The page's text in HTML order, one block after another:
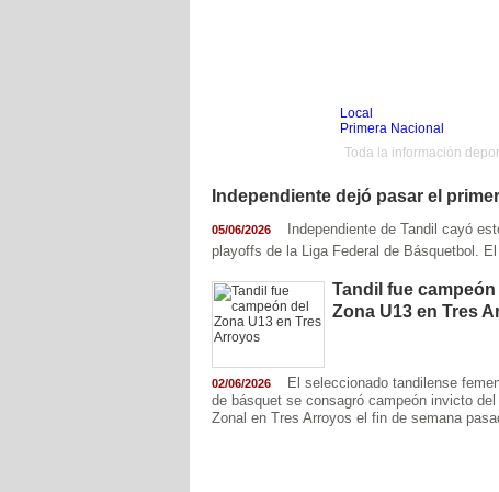
Local
Primera Nacional
Femenino
Agrario
Boxeo
Gim. Artística
Duatlón-Triatlón
Golf
Natación
Patín
Otros
Videos
Toda la información
Independiente dejó pasar el
05/06/2026
Independiente de Tandil cayó
playoffs de la Liga Federal de Básquetbol.
Tandil fue campeón
Zona U13 en Tres
02/06/2026
El seleccionado tandilense
de básquet se consagró campeón invicto del
Zonal en Tres Arroyos el fin de semana